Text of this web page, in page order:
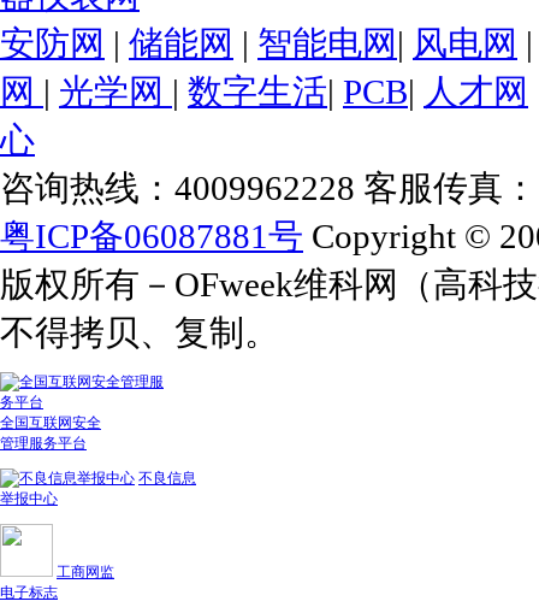
安防网 | 储能网 | 智能电网 | 风电网
网 | 光学网 | 数字生活| PCB| 人才网
心
咨询热线：4009962228 客服传真
粤ICP备06087881号 Copyright ©
版权所有－OFweek维科网（高科
不得拷贝、复制。
全国互联网安全
管理服务平台
不良信息
举报中心
工商网监
电子标志